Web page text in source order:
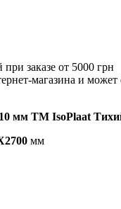
заказе от 5000 грн
магазина и
10 мм ТМ IsoPlaat
мм